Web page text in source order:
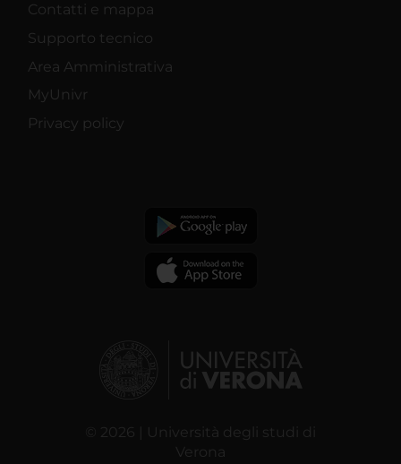
Contatti e mappa
Supporto tecnico
Area Amministrativa
MyUnivr
Privacy policy
© 2026 | Università degli studi di
Verona